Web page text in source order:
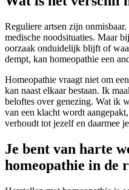
Reguliere artsen zijn
medische noodsituaties. Maar
oorzaak onduidelijk blijft of
dempt, kan homeopathie een
Homeopathie vraagt niet om
kan naast elkaar bestaan. Ik
beloftes over genezing. Wat ik
van een klacht wordt
verhoudt tot jezelf en daarmee
Je bent van harte
homeopathie in de